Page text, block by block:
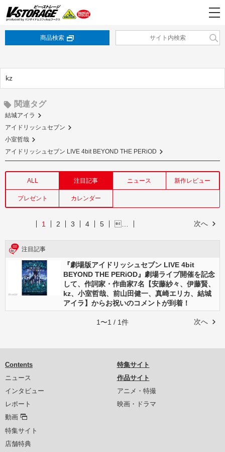
商品検索
kz
関連タグ
結城アイラ
アイドリッシュセブン
小室哲哉
アイドリッシュセブン LIVE 4bit BEYOND THE PERiOD
ALL 注目記事 ニュース 新作レビュー
プレゼント カレンダー
次へ
1 2 3 4 5 …
注目記事
『劇場版アイドリッシュセブン LIVE 4bit
BEYOND THE PERiOD』劇場ライブ開催を記念
して、作詞家・作曲家7名【安藤紗々、伊藤賢、
kz、小室哲哉、前山田健一、真崎エリカ、結城
アイラ】からお祝いのコメントが到着！
次へ
1〜1 / 1件
Contents
ニュース
インタビュー
レポート
動画
特集サイト
店舗特典
特集サイト
作品サイト
アニメ・特撮
映画・ドラマ